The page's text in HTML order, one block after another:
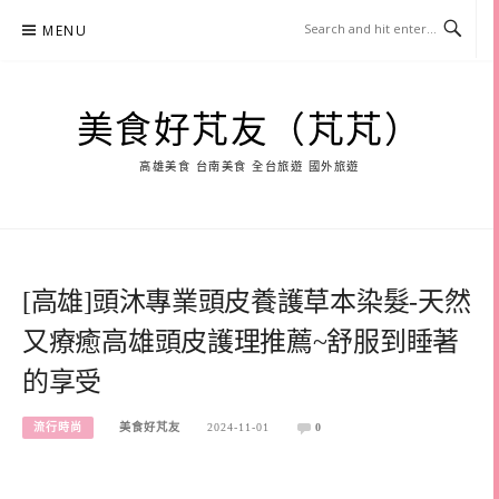
MENU
美食好芃友（芃芃）
高雄美食 台南美食 全台旅遊 國外旅遊
[高雄]頭沐專業頭皮養護草本染髮-天然
又療癒高雄頭皮護理推薦~舒服到睡著
的享受
流行時尚 美食好芃友 2024-11-01 0